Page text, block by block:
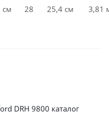
см 28 25,4 см 3,81
DRH 9800 каталог